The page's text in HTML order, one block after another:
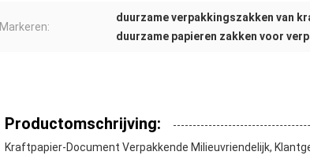
Markeren:
duurzame verpakkingszakken van
duurzame papieren zakken voor
Productomschrijving:
Kraftpapier-Document Verpakkende Milieuvriendelijk,